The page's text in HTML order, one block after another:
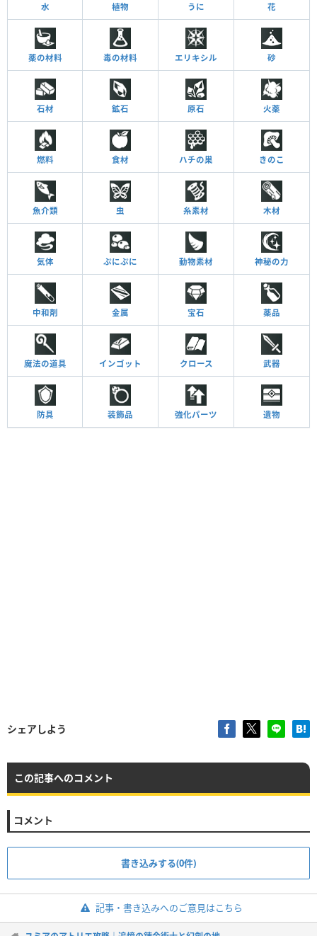
水 植物 うに 花
薬の材料 毒の材料 エリキシル 砂
石材 鉱石 原石 火薬
燃料 食材 ハチの巣 きのこ
魚介類 虫 糸素材 木材
気体 ぷにぷに 動物素材 神秘の力
中和剤 金属 宝石 薬品
魔法の道具 インゴット クロース 武器
防具 装飾品 強化パーツ 遺物
シェアしよう
この記事へのコメント
コメント
書き込みする(0件)
記事・書き込みへのご意見はこちら